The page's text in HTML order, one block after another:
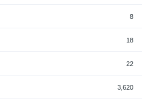
8
18
22
3,620